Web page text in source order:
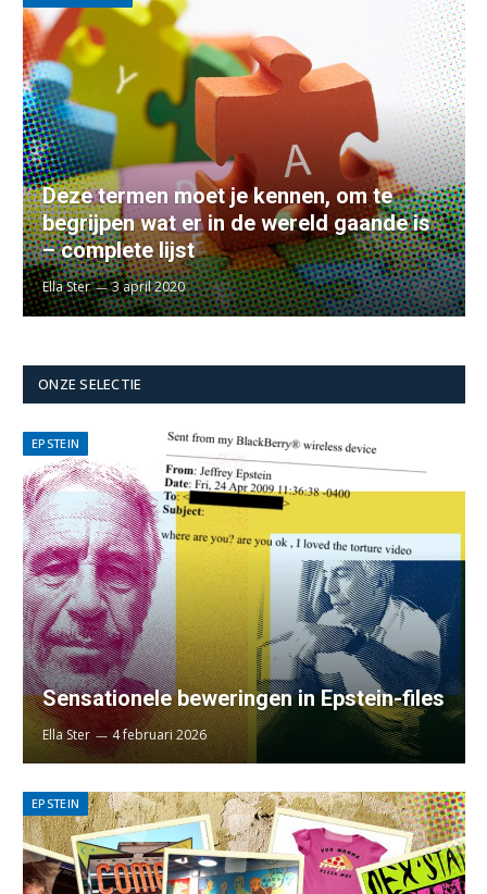
Deze termen moet je kennen, om te
begrijpen wat er in de wereld gaande is
– complete lijst
Ella Ster 3 april 2020
ONZE SELECTIE
EPSTEIN
Sensationele beweringen in Epstein-files
Ella Ster 4 februari 2026
EPSTEIN